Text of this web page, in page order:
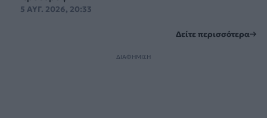
5 ΑΥΓ. 2026, 20:33
Δείτε περισσότερα
ΔΙΑΦΗΜΙΣΗ